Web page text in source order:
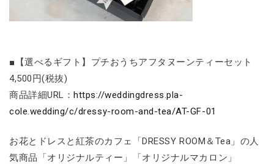
■【選べるギフト】プチおうちアフタヌーンティーセット
4,500円(税抜)
商品詳細URL：https://weddingdress.pla-
cole.wedding/c/dressy-room-and-tea/AT-GF-01
お花とドレスと紅茶のカフェ「DRESSY ROOM＆Tea」の人
気商品「オリジナルティー」「オリジナルマカロン」